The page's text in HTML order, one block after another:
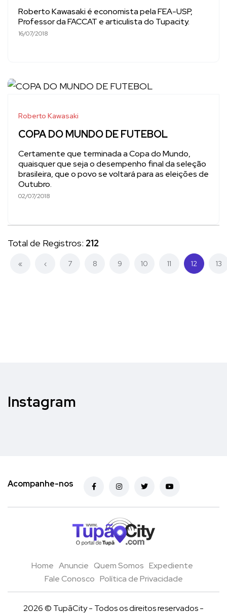
Roberto Kawasaki é economista pela FEA-USP,
Professor da FACCAT e articulista do Tupacity.
16/07/2018
Roberto Kawasaki
COPA DO MUNDO DE FUTEBOL
Certamente que terminada a Copa do Mundo,
quaisquer que seja o desempenho final da seleção
brasileira, que o povo se voltará para as eleições de
Outubro.
02/07/2018
Total de Registros: 212
« ‹ 7 8 9 10 11 12 (current)
13
Instagram
Acompanhe-nos
Home Anuncie Quem Somos Expediente
Fale Conosco Política de Privacidade
2026 © TupãCity - Todos os direitos reservados -